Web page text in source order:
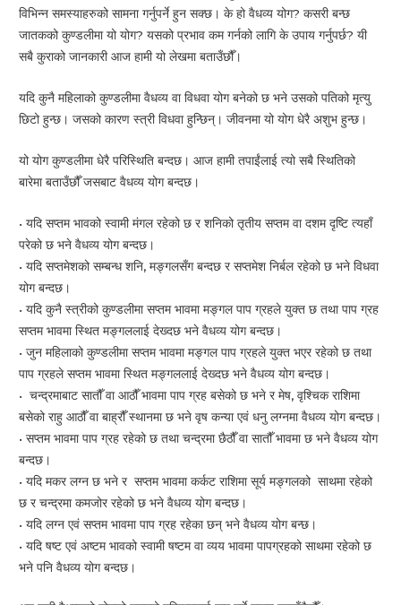
विभिन्न समस्याहरुको सामना गर्नुपर्ने हुन सक्छ। के हो वैधव्य योग? कसरी बन्छ
जातकको कुण्डलीमा यो योग? यसको प्रभाव कम गर्नको लागि के उपाय गर्नुपर्छ? यी
सबै कुराको जानकारी आज हामी यो लेखमा बताउँछौँ।
यदि कुनै महिलाको कुण्डलीमा वैधव्य वा विधवा योग बनेको छ भने उसको पतिको मृत्यु
छिटो हुन्छ। जसको कारण स्त्री विधवा हुन्छिन्। जीवनमा यो योग धेरै अशुभ हुन्छ।
यो योग कुण्डलीमा धेरै परिस्थिति बन्दछ। आज हामी तपाईंलाई त्यो सबै स्थितिको
बारेमा बताउँछौँ जसबाट वैधव्य योग बन्दछ।
• यदि सप्तम भावको स्वामी मंगल रहेको छ र शनिको तृतीय सप्तम वा दशम दृष्टि त्यहाँ
परेको छ भने वैधव्य योग बन्दछ।
• यदि सप्तमेशको सम्बन्ध शनि, मङ्गलसँग बन्दछ र सप्तमेश निर्बल रहेको छ भने विधवा
योग बन्दछ।
• यदि कुनै स्त्रीको कुण्डलीमा सप्तम भावमा मङ्गल पाप ग्रहले युक्त छ तथा पाप ग्रह
सप्तम भावमा स्थित मङ्गललाई देख्दछ भने वैधव्य योग बन्दछ।
• जुन महिलाको कुण्डलीमा सप्तम भावमा मङ्गल पाप ग्रहले युक्त भएर रहेको छ तथा
पाप ग्रहले सप्तम भावमा स्थित मङ्गललाई देख्दछ भने वैधव्य योग बन्दछ।
• चन्द्रमाबाट सातौँ वा आठौँ भावमा पाप ग्रह बसेको छ भने र मेष, वृश्चिक राशिमा
बसेको राहु आठौँ वा बाह्रौँ स्थानमा छ भने वृष कन्या एवं धनु लग्नमा वैधव्य योग बन्दछ।
• सप्तम भावमा पाप ग्रह रहेको छ तथा चन्द्रमा छैठौँ वा सातौँ भावमा छ भने वैधव्य योग
बन्दछ।
• यदि मकर लग्न छ भने र सप्तम भावमा कर्कट राशिमा सूर्य मङ्गलको साथमा रहेको
छ र चन्द्रमा कमजोर रहेको छ भने वैधव्य योग बन्दछ।
• यदि लग्न एवं सप्तम भावमा पाप ग्रह रहेका छन् भने वैधव्य योग बन्छ।
• यदि षष्ट एवं अष्टम भावको स्वामी षष्टम वा व्यय भावमा पापग्रहको साथमा रहेको छ
भने पनि वैधव्य योग बन्दछ।